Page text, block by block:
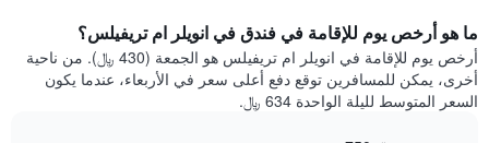
ما هو أرخص يوم للإقامة في فندق في انويلر ام تريفيلس؟
أرخص يوم للإقامة في انويلر ام تريفيلس هو الجمعة (430 ﷼). من ناحية
أخرى، يمكن للمسافرين توقع دفع أعلى سعر في الأربعاء، عندما يكون
السعر المتوسط لليلة الواحدة 634 ﷼.